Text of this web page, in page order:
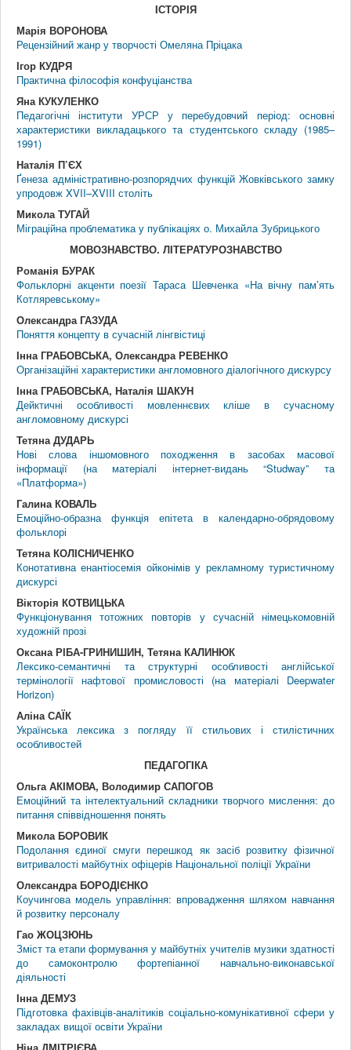
IСТОРIЯ
Марія ВОРОНОВА
Рецензійний жанр у творчості Омеляна Пріцака
Ігор КУДРЯ
Практична філософія конфуціанства
Яна КУКУЛЕНКО
Педагогічні інститути УРСР у перебудовчий період: основні
характеристики викладацького та студентського складу (1985–
1991)
Наталія П’ЄХ
Ґенеза адміністративно-розпорядчих функцій Жовківського замку
упродовж XVII–XVIII століть
Микола ТУГАЙ
Міграційна проблематика у публікаціях о. Михайла Зубрицького
МОВОЗНАВСТВО. ЛIТЕРАТУРОЗНАВСТВО
Романія БУРАК
Фольклорні акценти поезії Тараса Шевченка «На вічну пам’ять
Котляревському»
Олександра ГАЗУДА
Поняття концепту в сучасній лінгвістиці
Інна ГРАБОВСЬКА, Олександра РЕВЕНКО
Організаційні характеристики англомовного діалогічного дискурсу
Інна ГРАБОВСЬКА, Наталія ШАКУН
Дейктичні особливості мовленнєвих кліше в сучасному
англомовному дискурсі
Тетяна ДУДАРЬ
Нові слова іншомовного походження в засобах масової
інформації (на матеріалі інтернет-видань “Studway” та
«Платформа»)
Галина КОВАЛЬ
Емоційно-образна функція епітета в календарно-обрядовому
фольклорі
Тетяна КОЛІСНИЧЕНКО
Конотативна енантіосемія ойконімів у рекламному туристичному
дискурсі
Вікторія КОТВИЦЬКА
Функціонування тотожних повторів у сучасній німецькомовній
художній прозі
Оксана РІБА-ГРИНИШИН, Тетяна КАЛИНЮК
Лексико-семантичні та структурні особливості англійської
термінології нафтової промисловості (на матеріалі Deepwater
Horizon)
Аліна САЇК
Українська лексика з погляду її стильових і стилістичних
особливостей
ПЕДАГОГIКА
Ольга АКІМОВА, Володимир САПОГОВ
Емоційний та інтелектуальний складники творчого мислення: до
питання співвідношення понять
Микола БОРОВИК
Подолання єдиної смуги перешкод як засіб розвитку фізичної
витривалості майбутніх офіцерів Національної поліції України
Олександра БОРОДІЄНКО
Коучингова модель управління: впровадження шляхом навчання
й розвитку персоналу
Гао ЖОЦЗЮНЬ
Зміст та етапи формування у майбутніх учителів музики здатності
до самоконтролю фортепіанної навчально-виконавської
діяльності
Інна ДЕМУЗ
Підготовка фахівців-аналітиків соціально-комунікативної сфери у
закладах вищої освіти України